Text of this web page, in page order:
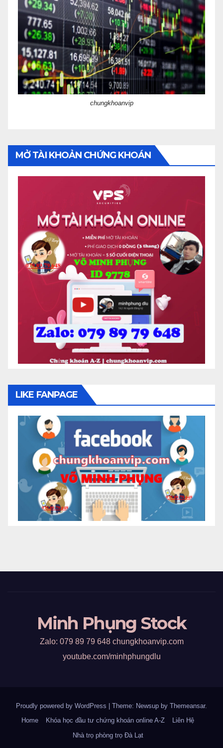
chungkhoanvip
MỞ TÀI KHOẢN CHỨNG KHOÁN
LIKE FANPAGE
Minh Phụng Stock
Zalo: 079 89 79 648 chungkhoanvip.com
youtube.com/minhphungdlu
Proudly powered by WordPress Theme: Newsup by Themeansar.
Home
Khóa học đầu tư chứng khoán online A-Z
Liên Hệ
Nhà trọ phòng trọ Đà Lạt